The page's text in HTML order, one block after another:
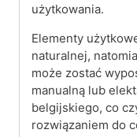
użytkowania.
Elementy
naturalnej,
może zostać
manualną lub
belgijskiego, co
rozwiązaniem do